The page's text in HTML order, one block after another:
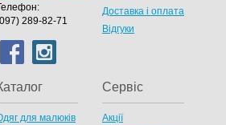
289-82-71
Доставка і оплата
Відгуки
для малюків
Сервіс
Акції